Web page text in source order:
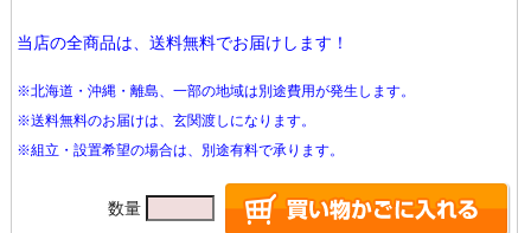
当店の全商品は、送料無料でお届けします！
※北海道・沖縄・離島、一部の地域は別途費用が発生します。
※送料無料のお届けは、玄関渡しになります。
※組立・設置希望の場合は、別途有料で承ります。
数量